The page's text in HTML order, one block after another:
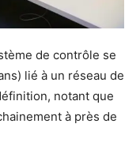
de contrôle se
lié à un réseau de
notant que
à près de